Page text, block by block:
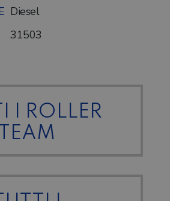
Diesel
31503
I ROLLER
TEAM